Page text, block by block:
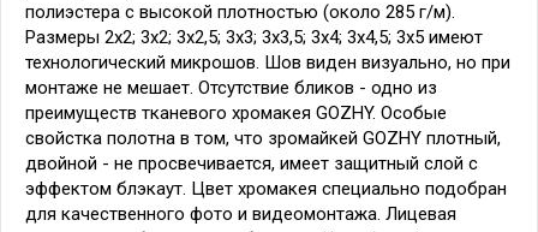
полиэстера с высокой плотностью (около 285 г/м).
Размеры 2х2; 3х2; 3х2,5; 3х3; 3х3,5; 3х4; 3х4,5; 3х5 имеют
технологический микрошов. Шов виден визуально, но при
монтаже не мешает. Отсутствие бликов - одно из
преимуществ тканевого хромакея GOZHY. Особые
свойстка полотна в том, что зромайкей GOZHY плотный,
двойной - не просвечивается, имеет защитный слой с
эффектом блэкаут. Цвет хромакея специально подобран
для качественного фото и видеомонтажа. Лицевая